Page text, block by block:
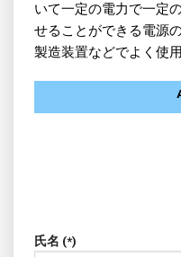
いて一定の電力で一定
せることができる電源
製造装置などでよく使
氏名 (*)